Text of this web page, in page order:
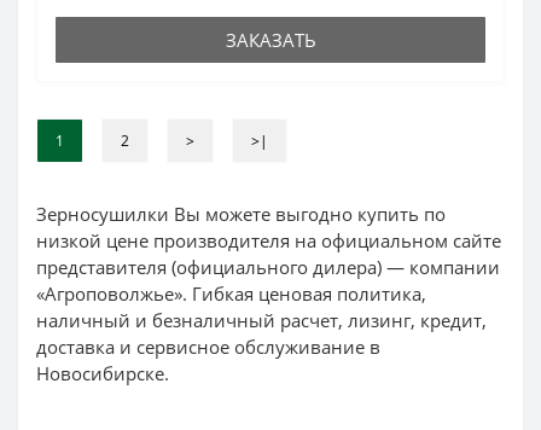
ЗАКАЗАТЬ
1 2 > >|
Зерносушилки Вы можете выгодно купить по
низкой цене производителя на официальном сайте
представителя (официального дилера) — компании
«Агроповолжье». Гибкая ценовая политика,
наличный и безналичный расчет, лизинг, кредит,
доставка и сервисное обслуживание в
Новосибирске.